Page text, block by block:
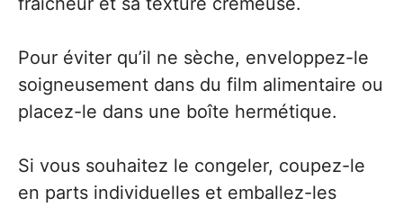
Pour éviter qu’il ne sèche, enveloppez-le
soigneusement dans du film alimentaire ou
placez-le dans une boîte hermétique.
Si vous souhaitez le congeler, coupez-le
en parts individuelles et emballez-les